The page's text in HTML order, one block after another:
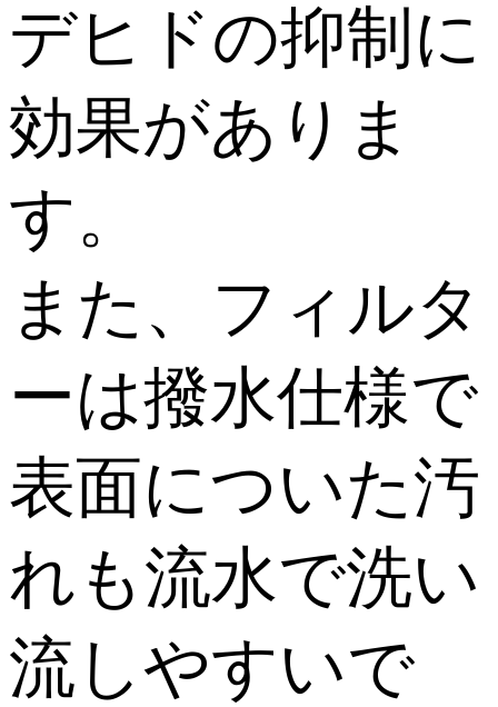
デヒドの抑制に
効果がありま
す。
また、フィルタ
ーは撥水仕様で
表面についた汚
れも流水で洗い
流しやすいで